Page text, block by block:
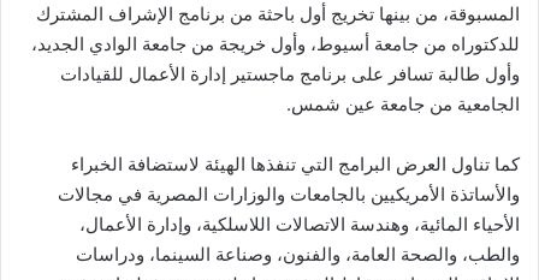
المسبوقة، من بينها تخريج أول باحثة من برنامج الإشراف المشترك
للدكتوراه من جامعة أسيوط، وأول خريجة من جامعة الوادي الجديد،
وأول طالبة تسافر على برنامج ماجستير إدارة الأعمال للقيادات
الجامعية من جامعة عين شمس.
كما تناول العرض البرامج التي تنفذها الهيئة لاستضافة الخبراء
والأساتذة الأمريكيين بالجامعات والوزارات المصرية في مجالات
الأحياء المائية، وهندسة الاتصالات اللاسلكية، وإدارة الأعمال،
والطب، والصحة العامة، والفنون، وصناعة السينما، ودراسات